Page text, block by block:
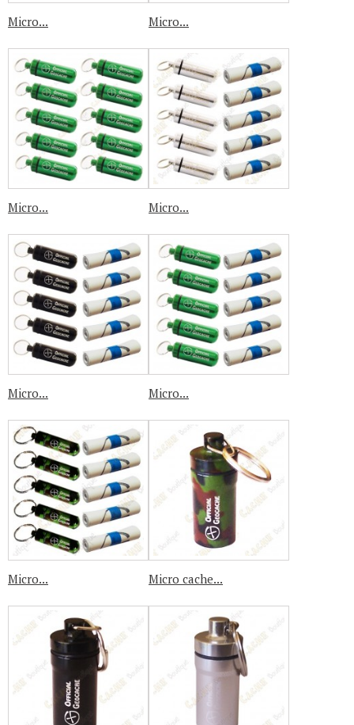
Micro... Micro...
Micro... Micro...
Micro... Micro...
Micro... Micro cache...